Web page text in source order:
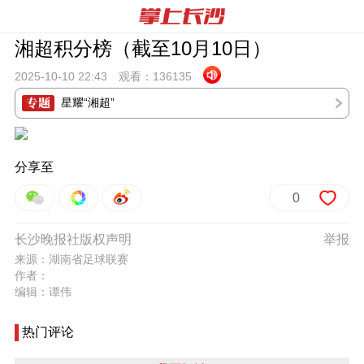
湘超积分榜（截至10月10日）
2025-10-10 22:43 观看： 136135
星耀“湘超”
分享至
0
举报
长沙晚报社版权声明
来源：湖南省足球联赛
作者：
编辑：谭伟
热门评论